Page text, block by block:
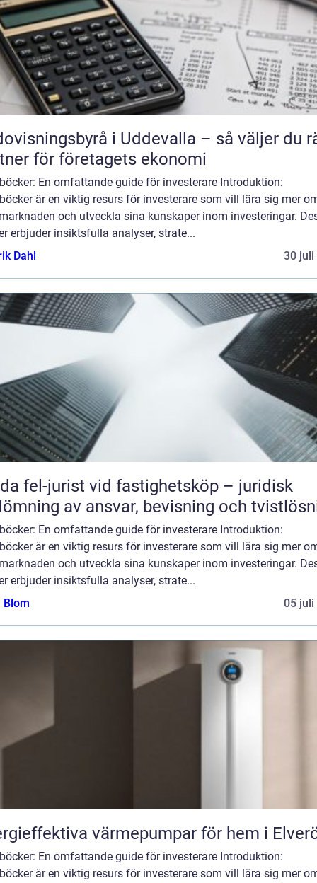
i Uddevalla – så väljer du
för företagets ekonomi
En omfattande guide för investerare Introduktion:
är en viktig resurs för investerare som vill lära sig mer
och utveckla sina kunskaper inom investeringar.
erbjuder insiktsfulla analyser, strate...
Dahl
30 juli
fel-jurist vid fastighetsköp – juridisk
av ansvar, bevisning och
En omfattande guide för investerare Introduktion:
är en viktig resurs för investerare som vill lära sig mer
och utveckla sina kunskaper inom investeringar.
erbjuder insiktsfulla analyser, strate...
Blom
05 juli
värmepumpar för hem i
En omfattande guide för investerare Introduktion:
är en viktig resurs för investerare som vill lära sig mer